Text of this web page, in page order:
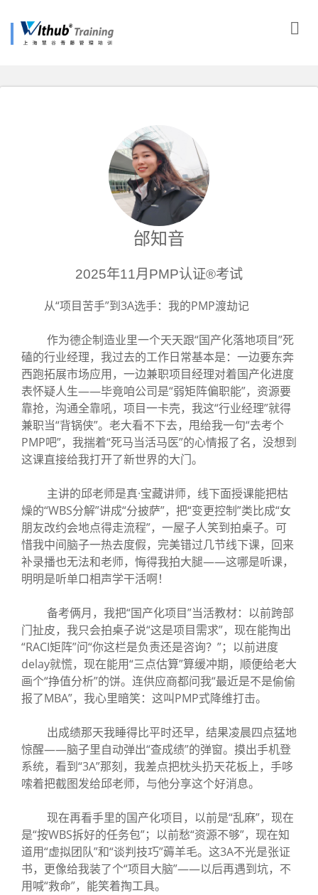
邰知音
2025年11月PMP认证®考试
从“项目苦手”到3A选手：我的PMP渡劫记
作为德企制造业里一个天天跟“国产化落地项目”死
磕的行业经理，我过去的工作日常基本是：一边要东奔
西跑拓展市场应用，一边兼职项目经理对着国产化进度
表怀疑人生——毕竟咱公司是“弱矩阵偏职能”，资源要
靠抢，沟通全靠吼，项目一卡壳，我这“行业经理”就得
兼职当“背锅侠”。老大看不下去，甩给我一句“去考个
PMP吧”，我揣着“死马当活马医”的心情报了名，没想到
这课直接给我打开了新世界的大门。
主讲的邱老师是真·宝藏讲师，线下面授课能把枯
燥的“WBS分解”讲成“分披萨”，把“变更控制”类比成“女
朋友改约会地点得走流程”，一屋子人笑到拍桌子。可
惜我中间脑子一热去度假，完美错过几节线下课，回来
补录播也无法和老师，悔得我拍大腿——这哪是听课，
明明是听单口相声学干活啊！
备考俩月，我把“国产化项目”当活教材：以前跨部
门扯皮，我只会拍桌子说“这是项目需求”，现在能掏出
“RACI矩阵”问“你这栏是负责还是咨询？”；以前进度
delay就慌，现在能用“三点估算”算缓冲期，顺便给老大
画个“挣值分析”的饼。连供应商都问我“最近是不是偷偷
报了MBA”，我心里暗笑：这叫PMP式降维打击。
出成绩那天我睡得比平时还早，结果凌晨四点猛地
惊醒——脑子里自动弹出“查成绩”的弹窗。摸出手机登
系统，看到“3A”那刻，我差点把枕头扔天花板上，手哆
嗦着把截图发给邱老师，与他分享这个好消息。
现在再看手里的国产化项目，以前是“乱麻”，现在
是“按WBS拆好的任务包”；以前愁“资源不够”，现在知
道用“虚拟团队”和“谈判技巧”薅羊毛。这3A不光是张证
书，更像给我装了个“项目大脑”——以后再遇到坑，不
用喊“救命”，能笑着掏工具。